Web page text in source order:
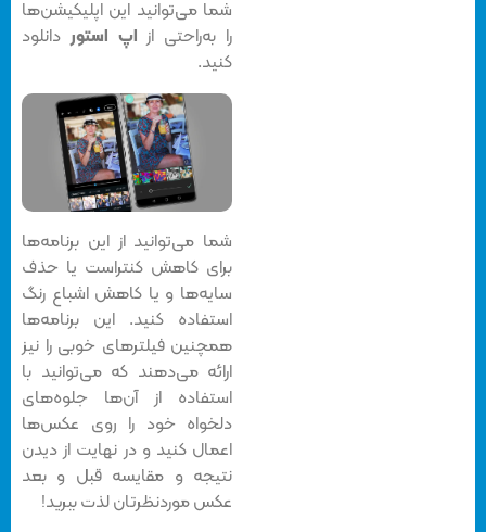
شما می‌توانید این اپلیکیشن‌ها
را به‌راحتی ازاپ استوردانلود
کنید.
شما می‌توانید از این برنامه‌ها
برای کاهش کنتراست یا حذف
سایه‌ها و یا کاهش اشباع رنگ
استفاده کنید. این برنامه‌ها
همچنین فیلتر‌های خوبی را نیز
ارائه می‌دهند که می‌توانید با
استفاده از آن‌ها جلوه‌های
دلخواه خود را روی عکس‌ها
اعمال کنید و در نهایت از دیدن
نتیجه و مقایسه قبل و بعد
عکس موردنظرتان لذت ببرید!